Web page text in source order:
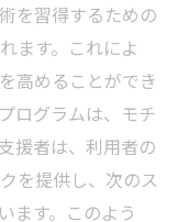
を習得するための
ます。これによ
高めることができ
ログラムは、モチ
援者は、利用者の
を提供し、次のス
ます。このよう